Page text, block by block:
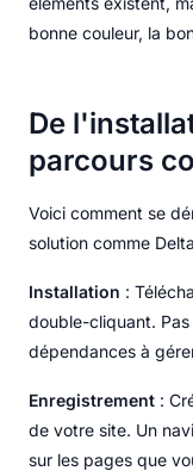
bonne couleur, la
De
parcours
Voici comment se
solution comme
Installation :
double-cliquant.
dépendances à
Enregistrement :
de votre site. Un
sur les pages que